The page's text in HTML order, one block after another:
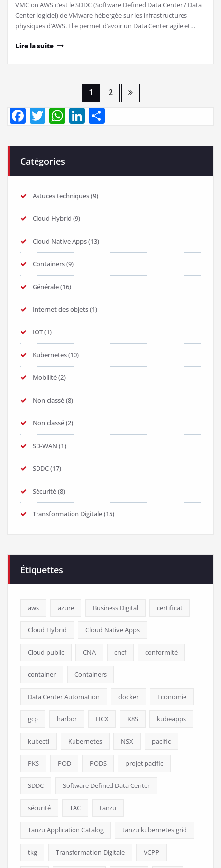
VMC on AWS c’est le SDDC (Software Defined Data Center / Data
Center logiciel) de VMware hébergée sur les infrastructures
physiques d’AWS. Elle permet d’avoir un Data Center agile et…
Lire la suite
des
1 2
Facebook
Twitter
WhatsApp
LinkedIn
Catégories
Astuces techniques(9)
Cloud Hybrid (9)
Cloud Native Apps(13)
Containers(9)
Générale(16)
Internet des objets(1)
IOT(1)
Kubernetes(10)
Mobilité(2)
Non classé(8)
Non classé(2)
SD-WAN (1)
SDDC(17)
Sécurité(8)
Transformation Digitale(15)
Étiquettes
aws azure Business Digital certificat
Cloud Hybrid Cloud Native Apps
Cloud public CNA cncf conformité
container Containers
Data Center Automation docker Economie
gcp harbor HCX K8S kubeapps
kubectl Kubernetes NSX pacific
PKS POD PODS projet pacific
SDDC Software Defined Data Center
sécurité TAC tanzu
Tanzu Application Catalog tanzu kubernetes grid
tkg Transformation Digitale VCPP